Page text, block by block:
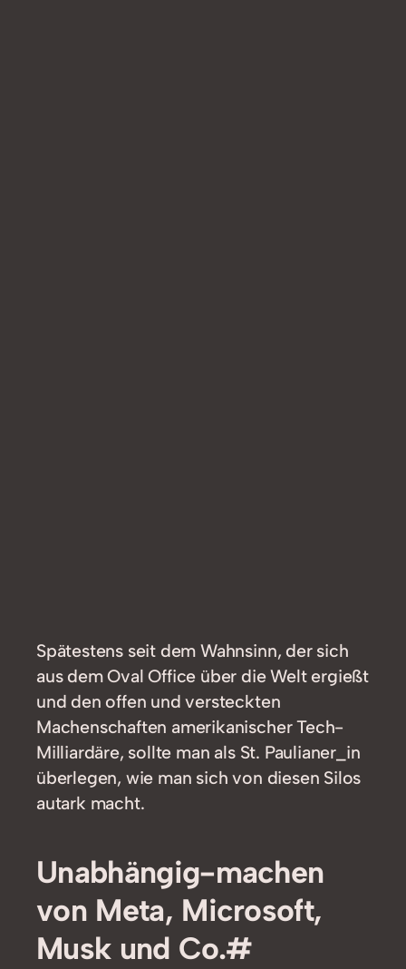
Spätestens seit dem Wahnsinn, der sich
aus dem Oval Office über die Welt ergießt
und den offen und versteckten
Machenschaften amerikanischer Tech-
Milliardäre, sollte man als St. Paulianer_in
überlegen, wie man sich von diesen Silos
autark macht.
Unabhängig-machen
von Meta, Microsoft,
Musk und Co.#